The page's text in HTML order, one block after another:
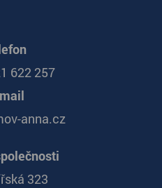
622 257
anna.cz
323